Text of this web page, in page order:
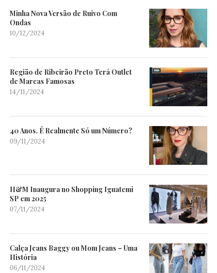
Minha Nova Versão de Ruivo Com
Ondas
10/12/2024
Região de Ribeirão Preto Terá Outlet
de Marcas Famosas
14/11/2024
40 Anos. É Realmente Só um Número?
09/11/2024
H&M Inaugura no Shopping Iguatemi
SP em 2025
07/11/2024
Calça Jeans Baggy ou Mom Jeans – Uma
História
06/11/2024